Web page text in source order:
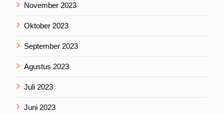
November 2023
Oktober 2023
September 2023
Agustus 2023
Juli 2023
Juni 2023